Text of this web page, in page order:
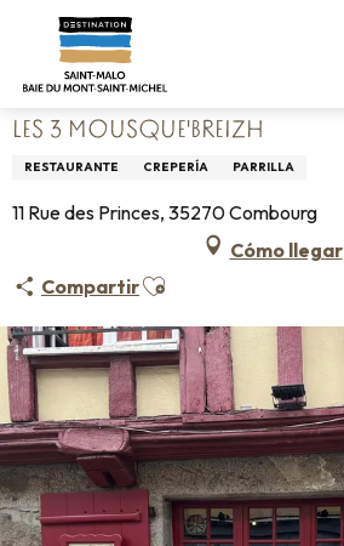
contenu
Home Vivir como en casa
Restaurantes
LES 3 MOUSQUE'BREIZH
RESTAURANTE CREPERÍA PARRILLA
11 Rue des Princes, 35270 Combourg
Cómo llegar
CompartirAjouter aux favoris